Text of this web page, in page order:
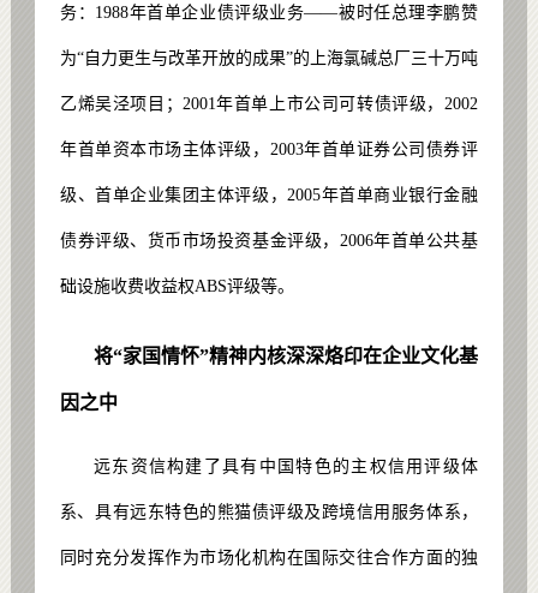
务：1988年首单企业债评级业务——被时任总理李鹏赞
为“自力更生与改革开放的成果”的上海氯碱总厂三十万吨
乙烯吴泾项目；2001年首单上市公司可转债评级，2002
年首单资本市场主体评级，2003年首单证券公司债券评
级、首单企业集团主体评级，2005年首单商业银行金融
债券评级、货币市场投资基金评级，2006年首单公共基
础设施收费收益权ABS评级等。
将“家国情怀”精神内核深深烙印在企业文化基
因之中
远东资信构建了具有中国特色的主权信用评级体
系、具有远东特色的熊猫债评级及跨境信用服务体系，
同时充分发挥作为市场化机构在国际交往合作方面的独